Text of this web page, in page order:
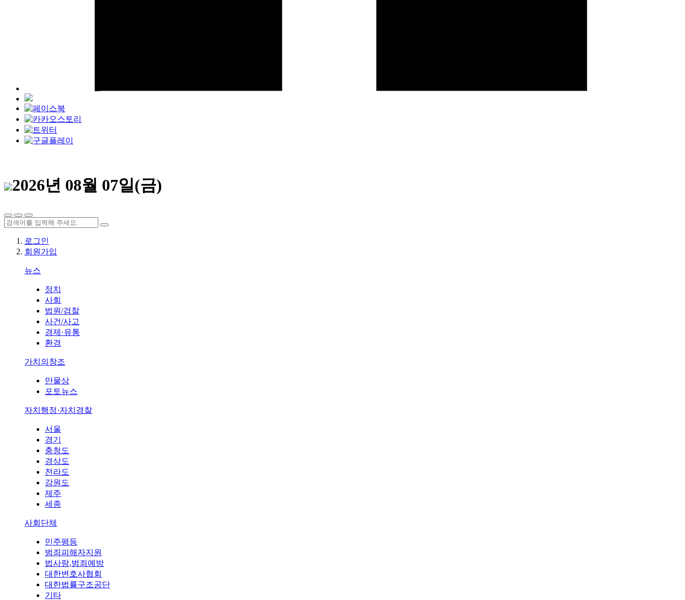
2026년 08월 07일(금)
로그인
회원가입
뉴스
정치
사회
법원/검찰
사건/사고
경제·유통
환경
가치의창조
만물상
포토뉴스
자치행정·자치경찰
서울
경기
충청도
경상도
전라도
강원도
제주
세종
사회단체
민주평등
범죄피해자지원
법사랑,범죄예방
대한변호사협회
대한법률구조공단
기타